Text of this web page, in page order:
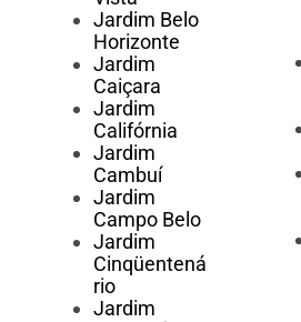
Jardim Belo
Horizonte
Jardim
Caiçara
Jardim
Califórnia
Jardim
Cambuí
Jardim
Campo Belo
Jardim
Cinqüentená
rio
Jardim